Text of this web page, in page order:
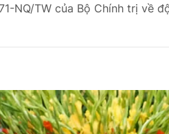
NQ/TW của Bộ Chính trị về